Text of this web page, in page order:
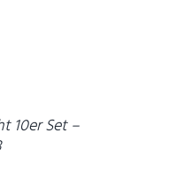
10er Set –